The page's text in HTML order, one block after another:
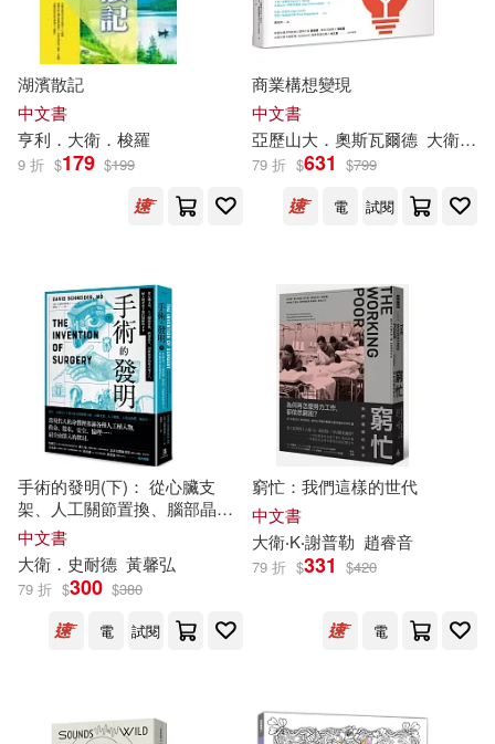
休閒生活(2387)
婦幼生活(7358)
餐廚生活(5389)
電子票證(170)
鞋包配件(14408)
寵物生活(1706)
玲廊滿藝(167) 故宮精品(17)
電子書閱讀器(84)
電子書(26218) 有聲書(1264)
唐家三少(200) MAX-A(197)
MAXING(193)
大槻ひびき(192)
ケイ・エム・プロデュース(191)
寫專家委員會(178)
中公教育醫療衛生系統考試研究院
厲河(162) 滿田拓也(160)
藤子‧F‧不二雄(154)
雁屋 哲(152) 劉強(151)
花喋 昭(150)
人民郵電出版社(2858)
清華大學出版社(2695)
科學出版社(2654)
東立(2436)
機械工業出版社(2115)
電子工業出版社(1954)
外語教學與研究出版社(1875)
北京大學出版社(1758)
大碩教育(1698)
人民衛生出版社(1639)
(可複選)
可海外宅配(210652)
可港澳店取(201447)
可新加坡店取(199615)
可菲律賓店取(202093)
上市日期 (可複選)
湖濱散記
中文書
亨利． 大衛 ．梭羅
9 折 $179 $199
商業構想變現
中文書
亞歷山大．奧斯瓦爾德 大衛．
79 折 $631 $799
電
試閱
手術的發明(下)： 從心臟支
架、人工關節置換、腦部晶
片，到終極賽柏格式電子人，
植入物革命下現代醫療的未來
中文書
大衛 ．史耐德 黃馨弘
79 折 $300 $380
電
試閱
窮忙：我們這樣的世代
中文書
大衛‧K‧謝普勒 趙睿音
79 折 $331 $420
電